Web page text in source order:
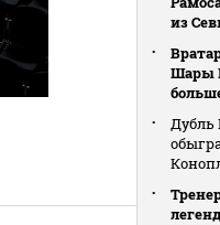
из
Шары
Дубль